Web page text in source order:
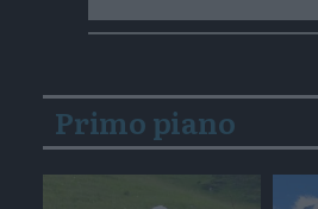
Primo piano